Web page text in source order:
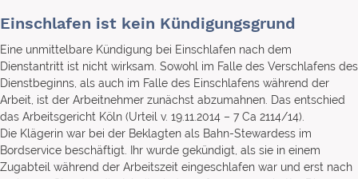
Einschlafen ist kein Kündigungsgrund
Eine unmittelbare Kündigung bei Einschlafen nach dem
Dienstantritt ist nicht wirksam. Sowohl im Falle des Verschlafens des
Dienstbeginns, als auch im Falle des Einschlafens während der
Arbeit, ist der Arbeitnehmer zunächst abzumahnen. Das entschied
das Arbeitsgericht Köln (Urteil v. 19.11.2014 – 7 Ca 2114/14).
Die Klägerin war bei der Beklagten als Bahn-Stewardess im
Bordservice beschäftigt. Ihr wurde gekündigt, als sie in einem
Zugabteil während der Arbeitszeit eingeschlafen war und erst nach